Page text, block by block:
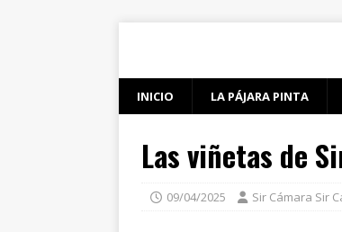
INICIO LA PÁJARA PINTA
Las viñetas de
09/04/2025 Sir Cámara Sir